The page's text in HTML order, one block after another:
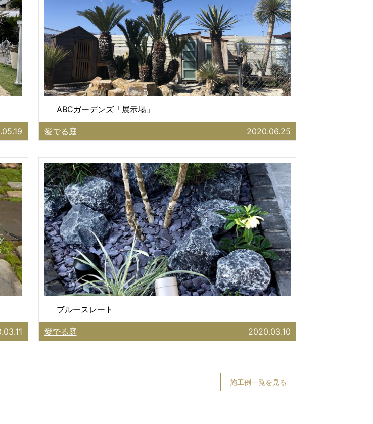
ABCガーデンズ「展示場」
愛でる庭 2020.06.25
ブルースレート
愛でる庭 2020.03.10
施工例一覧を見る